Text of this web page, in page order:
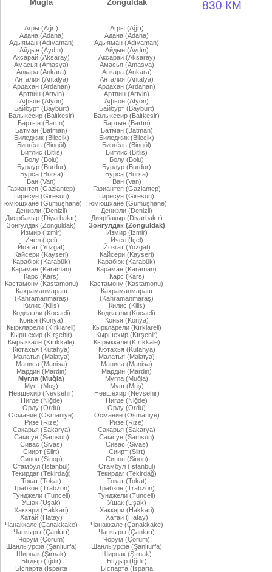
Muğla Zonguldak 830 КМ
Агры (Ağrı)
Адана (Adana)
Адыяман (Adıyaman)
Айдын (Aydın)
Аксарай (Aksaray)
Амасья (Amasya)
Анкара (Ankara)
Анталия (Antalya)
Ардахан (Ardahan)
Артвин (Artvin)
Афьон (Afyon)
Байбурт (Bayburt)
Балыкесир (Balıkesir)
Бартын (Bartın)
Батман (Batman)
Биледжик (Bilecik)
Бингёль (Bingöl)
Битлис (Bitlis)
Болу (Bolu)
Бурдур (Burdur)
Бурса (Bursa)
Ван (Van)
Газиантеп (Gaziantep)
Гиресун (Giresun)
Гюмюшхане (Gümüşhane)
Денизли (Denizli)
Диярбакыр (Diyarbakır)
Зонгулдак (Zonguldak)
Измир (Izmir)
Ичел (Içel)
Йозгат (Yozgat)
Кайсери (Kayseri)
Карабюк (Karabük)
Караман (Karaman)
Карс (Kars)
Кастамону (Kastamonu)
Кахраманмараш
(Kahramanmaraş)
Килис (Kilis)
Коджаэли (Kocaeli)
Конья (Konya)
Кыркларели (Kırklareli)
Кыршехир (Kırşehir)
Кырыккале (Kırıkkale)
Кютахья (Kütahya)
Малатья (Malatya)
Маниса (Manisa)
Мардин (Mardin)
Мугла (Muğla)
Муш (Muş)
Невшехир (Nevşehir)
Нигде (Niğde)
Орду (Ordu)
Османие (Osmaniye)
Ризе (Rize)
Сакарья (Sakarya)
Самсун (Samsun)
Сивас (Sivas)
Сиирт (Siirt)
Синоп (Sinop)
Стамбул (Istanbul)
Текирдаг (Tekirdağ)
Токат (Tokat)
Трабзон (Trabzon)
Тунджели (Tunceli)
Ушак (Uşak)
Хаккяри (Hakkari)
Хатай (Hatay)
Чанаккале (Çanakkake)
Чанкыры (Çankırı)
Чорум (Çorum)
Шанлыурфа (Şanlıurfa)
Ширнак (Şırnak)
Ыгдыр (Iğdir)
Ыспарта (İsparta
Агры (Ağrı)
Адана (Adana)
Адыяман (Adıyaman)
Айдын (Aydın)
Аксарай (Aksaray)
Амасья (Amasya)
Анкара (Ankara)
Анталия (Antalya)
Ардахан (Ardahan)
Артвин (Artvin)
Афьон (Afyon)
Байбурт (Bayburt)
Балыкесир (Balıkesir)
Бартын (Bartın)
Батман (Batman)
Биледжик (Bilecik)
Бингёль (Bingöl)
Битлис (Bitlis)
Болу (Bolu)
Бурдур (Burdur)
Бурса (Bursa)
Ван (Van)
Газиантеп (Gaziantep)
Гиресун (Giresun)
Гюмюшхане (Gümüşhane)
Денизли (Denizli)
Диярбакыр (Diyarbakır)
Зонгулдак (Zonguldak)
Измир (Izmir)
Ичел (Içel)
Йозгат (Yozgat)
Кайсери (Kayseri)
Карабюк (Karabük)
Караман (Karaman)
Карс (Kars)
Кастамону (Kastamonu)
Кахраманмараш
(Kahramanmaraş)
Килис (Kilis)
Коджаэли (Kocaeli)
Конья (Konya)
Кыркларели (Kırklareli)
Кыршехир (Kırşehir)
Кырыккале (Kırıkkale)
Кютахья (Kütahya)
Малатья (Malatya)
Маниса (Manisa)
Мардин (Mardin)
Мугла (Muğla)
Муш (Muş)
Невшехир (Nevşehir)
Нигде (Niğde)
Орду (Ordu)
Османие (Osmaniye)
Ризе (Rize)
Сакарья (Sakarya)
Самсун (Samsun)
Сивас (Sivas)
Сиирт (Siirt)
Синоп (Sinop)
Стамбул (Istanbul)
Текирдаг (Tekirdağ)
Токат (Tokat)
Трабзон (Trabzon)
Тунджели (Tunceli)
Ушак (Uşak)
Хаккяри (Hakkari)
Хатай (Hatay)
Чанаккале (Çanakkake)
Чанкыры (Çankırı)
Чорум (Çorum)
Шанлыурфа (Şanlıurfa)
Ширнак (Şırnak)
Ыгдыр (Iğdir)
Ыспарта (İsparta